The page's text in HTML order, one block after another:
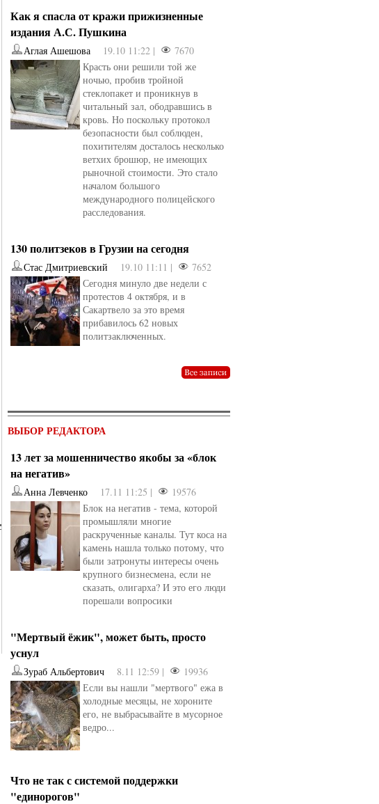
от Ирина Иновели от kotyaravesel
Как я спасла от кражи прижизненные
издания А.С. Пушкина
Аглая Ашешова 19.10 11:22 |
7670
Красть они решили той же
ночью, пробив тройной
стеклопакет и проникнув в
читальный зал, ободравшись в
кровь. Но поскольку протокол
безопасности был соблюден,
похитителям досталось несколько
ветхих брошюр, не имеющих
рыночной стоимости. Это стало
началом большого
международного полицейского
расследования.
130 политзеков в Грузии на сегодня
Стас Дмитриевский 19.10 11:11 |
7652
Сегодня минуло две недели с
протестов 4 октября, и в
Сакартвело за это время
прибавилось 62 новых
политзаключенных.
ВЫБОР РЕДАКТОРА
13 лет за мошенничество якобы за «блок
на негатив»
Анна Левченко 17.11 11:25 |
19576
Блок на негатив - тема, которой
промышляли многие
раскрученные каналы. Тут коса на
камень нашла только потому, что
были затронуты интересы очень
крупного бизнесмена, если не
сказать, олигарха? И это его люди
порешали вопросики
"Мертвый ёжик", может быть, просто
уснул
Зураб Альбертович 8.11 12:59 |
19936
Если вы нашли "мертвого" ежа в
холодные месяцы, не хороните
его, не выбрасывайте в мусорное
ведро...
Что не так с системой поддержки
"единорогов"